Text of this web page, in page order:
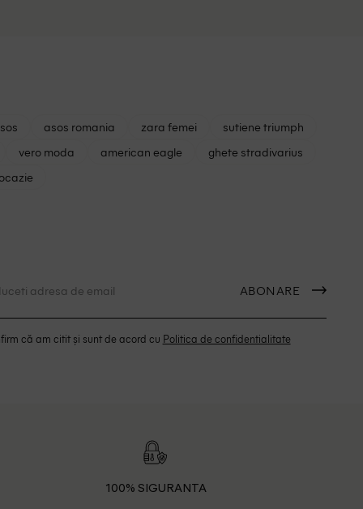
asos romania zara femei
sutiene triumph
vero moda american eagle
ghete stradivarius
ABONARE
că am citit și sunt de acord cu Politica de confidentialitate
100% SIGURANTA